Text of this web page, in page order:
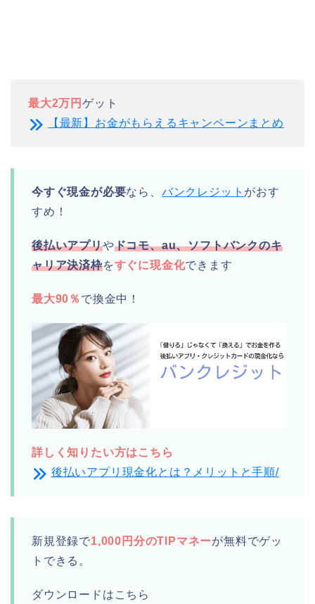
最大2万円 ゲット
【最新】お金がもらえるキャンペーンまとめ
今すぐ現金が必要なら、 バンクレジット がおす
すめ！
後払いアプリやドコモ、au、ソフトバンクのキ
ャリア決済枠をすぐに現金化できます
最大90％ で換金中！
詳しく知りたい方はこちら
後払いアプリ現金化とは？メリットと手順/
新規登録で1,000円分のTIPマネーが無料でゲッ
トできる。
ダウンロードはこちら